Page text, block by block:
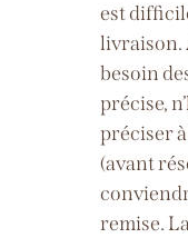
est
livraison.
besoin
précise,
préciser
(avant
remise.